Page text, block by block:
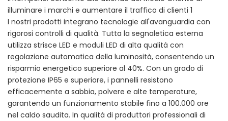
I nostri prodotti integrano tecnologie all'avanguardia con
rigorosi controlli di qualità. Tutta la segnaletica esterna
utilizza strisce LED e moduli LED di alta qualità con
regolazione automatica della luminosità, consentendo un
risparmio energetico superiore al 40%. Con un grado di
protezione IP65 e superiore, i pannelli resistono
efficacemente a sabbia, polvere e alte temperature,
garantendo un funzionamento stabile fino a 100.000 ore
nel caldo saudita. In qualità di produttori professionali di